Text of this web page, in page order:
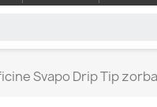
Svapo Drip Tip